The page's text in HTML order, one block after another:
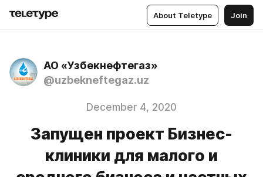
About Teletype Join
АО «Узбекнефтегаз»
@uzbekneftegaz.uz
December 4, 2020
Запущен проект Бизнес-
клиники для малого и